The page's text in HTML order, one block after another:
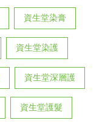
資生堂染膏
資生堂染護
資生堂深層護
資生堂護髮